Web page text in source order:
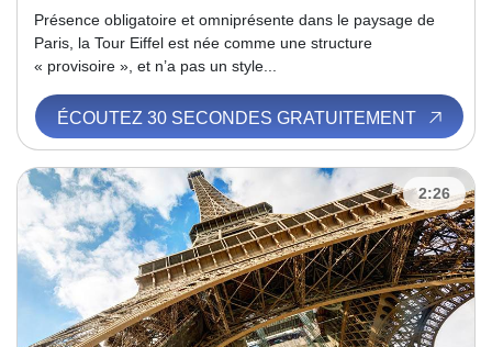
Présence obligatoire et omniprésente dans le paysage de
Paris, la Tour Eiffel est née comme une structure
« provisoire », et n’a pas un style...
ÉCOUTEZ 30 SECONDES GRATUITEMENT
2:26